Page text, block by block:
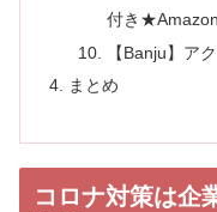
付き
【Banju】ア
まとめ
コロナ対策は企